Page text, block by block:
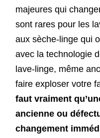
majeures qui
sont rares pour les
aux sèche-linge qui
avec la technologie
lave-linge, même
faire exploser votre
faut vraiment
ancienne ou
changement